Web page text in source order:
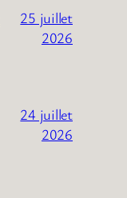
25 juillet
2026
24 juillet
2026